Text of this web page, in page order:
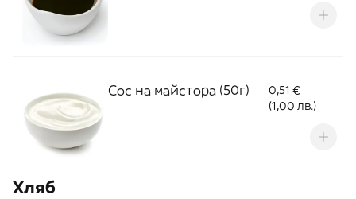
Сос на майстора (50г)
0,51 €
(1,00 лв.)
Хляб